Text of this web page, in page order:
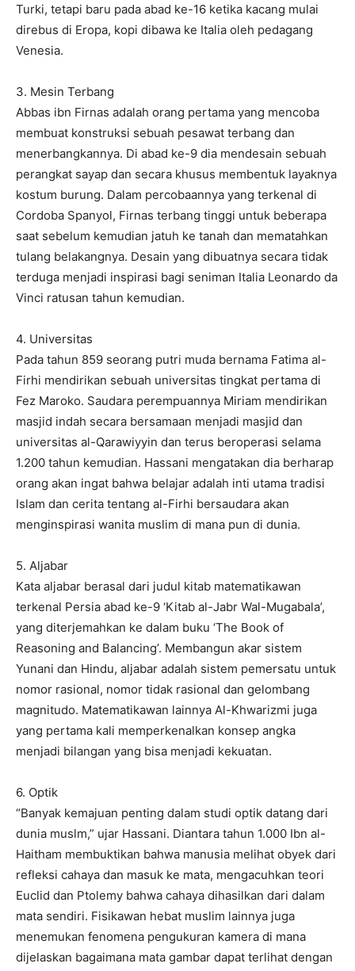
Turki, tetapi baru pada abad ke-16 ketika kacang mulai
direbus di Eropa, kopi dibawa ke Italia oleh pedagang
Venesia.
3. Mesin Terbang
Abbas ibn Firnas adalah orang pertama yang mencoba
membuat konstruksi sebuah pesawat terbang dan
menerbangkannya. Di abad ke-9 dia mendesain sebuah
perangkat sayap dan secara khusus membentuk layaknya
kostum burung. Dalam percobaannya yang terkenal di
Cordoba Spanyol, Firnas terbang tinggi untuk beberapa
saat sebelum kemudian jatuh ke tanah dan mematahkan
tulang belakangnya. Desain yang dibuatnya secara tidak
terduga menjadi inspirasi bagi seniman Italia Leonardo da
Vinci ratusan tahun kemudian.
4. Universitas
Pada tahun 859 seorang putri muda bernama Fatima al-
Firhi mendirikan sebuah universitas tingkat pertama di
Fez Maroko. Saudara perempuannya Miriam mendirikan
masjid indah secara bersamaan menjadi masjid dan
universitas al-Qarawiyyin dan terus beroperasi selama
1.200 tahun kemudian. Hassani mengatakan dia berharap
orang akan ingat bahwa belajar adalah inti utama tradisi
Islam dan cerita tentang al-Firhi bersaudara akan
menginspirasi wanita muslim di mana pun di dunia.
5. Aljabar
Kata aljabar berasal dari judul kitab matematikawan
terkenal Persia abad ke-9 ‘Kitab al-Jabr Wal-Mugabala’,
yang diterjemahkan ke dalam buku ‘The Book of
Reasoning and Balancing’. Membangun akar sistem
Yunani dan Hindu, aljabar adalah sistem pemersatu untuk
nomor rasional, nomor tidak rasional dan gelombang
magnitudo. Matematikawan lainnya Al-Khwarizmi juga
yang pertama kali memperkenalkan konsep angka
menjadi bilangan yang bisa menjadi kekuatan.
6. Optik
“Banyak kemajuan penting dalam studi optik datang dari
dunia muslm,” ujar Hassani. Diantara tahun 1.000 Ibn al-
Haitham membuktikan bahwa manusia melihat obyek dari
refleksi cahaya dan masuk ke mata, mengacuhkan teori
Euclid dan Ptolemy bahwa cahaya dihasilkan dari dalam
mata sendiri. Fisikawan hebat muslim lainnya juga
menemukan fenomena pengukuran kamera di mana
dijelaskan bagaimana mata gambar dapat terlihat dengan